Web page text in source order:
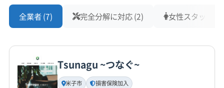
全業者 (7) 完全分解に対応 (2) 女性スタッフ在
Tsunagu ~つなぐ~
米子市 損害保険加入